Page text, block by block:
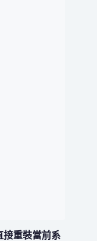
接重裝當前系